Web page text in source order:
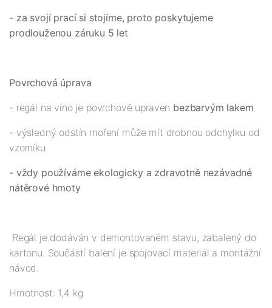
- za svojí prací si stojíme, proto poskytujeme
prodlouženou záruku 5 let
Povrchová úprava
- regál na víno je povrchově upraven bezbarvým lakem
- výsledný odstín moření může mít drobnou odchylku od
vzorníku
- vždy používáme ekologicky a zdravotně nezávadné
nátěrové hmoty
Regál je dodáván v demontovaném stavu, zabalený do
kartonu. Součástí balení je spojovací materiál a montážní
návod.
Hmotnost: 1,4 kg